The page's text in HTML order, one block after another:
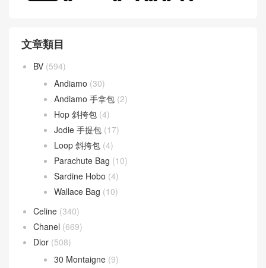
文章類目
BV (594)
Andiamo (30)
Andiamo 手拿包 (2)
Hop 斜挎包 (4)
Jodie 手提包 (17)
Loop 斜挎包 (4)
Parachute Bag (10)
Sardine Hobo (4)
Wallace Bag (10)
Celine (340)
Chanel (669)
Dior (508)
30 Montaigne (9)